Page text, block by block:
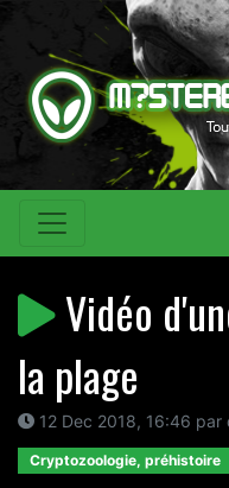
Vidéo
la plage
12 Dec 2018, 16:46
Cryptozoologie, préhistoire